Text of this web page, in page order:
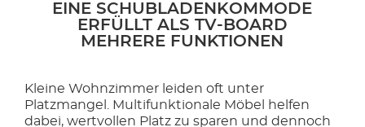
EINE SCHUBLADENKOMMODE
ERFÜLLT ALS TV-BOARD
MEHRERE FUNKTIONEN
Kleine Wohnzimmer leiden oft unter
Platzmangel. Multifunktionale Möbel helfen
dabei, wertvollen Platz zu sparen und dennoch